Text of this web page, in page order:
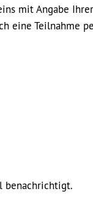
mit Angabe
eine Teilnahme
benachrichtigt.